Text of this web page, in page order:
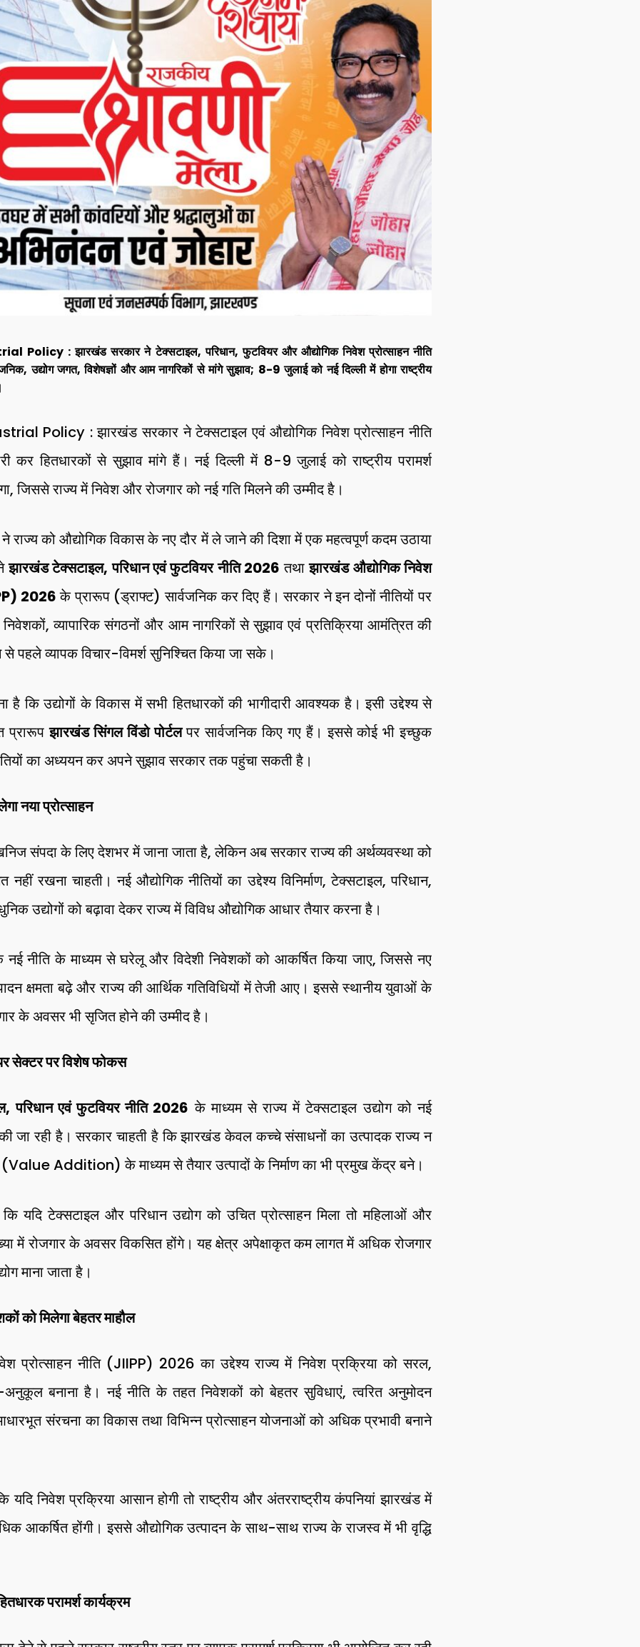
: झारखंड सरकार ने टेक्सटाइल, परिधान, फुटवियर और औद्योगिक निवेश प्रोत्साहन नीति
उद्योग जगत, विशेषज्ञों और आम नागरिकों से मांगे सुझाव; 8-9 जुलाई को नई दिल्ली में होगा राष्ट्रीय
Policy : झारखंड सरकार ने टेक्सटाइल एवं औद्योगिक निवेश प्रोत्साहन नीति
कर हितधारकों से सुझाव मांगे हैं। नई दिल्ली में 8-9 जुलाई को राष्ट्रीय परामर्श
जिससे राज्य में निवेश और रोजगार को नई गति मिलने की उम्मीद है।
को औद्योगिक विकास के नए दौर में ले जाने की दिशा में एक महत्वपूर्ण कदम उठाया
झारखंड टेक्सटाइल, परिधान एवं फुटवियर नीति 2026 तथाझारखंड औद्योगिक निवेश
2026के प्रारूप (ड्राफ्ट) सार्वजनिक कर दिए हैं। सरकार ने इन दोनों नीतियों पर
निवेशकों, व्यापारिक संगठनों और आम नागरिकों से सुझाव एवं प्रतिक्रिया आमंत्रित की
पहले व्यापक विचार-विमर्श सुनिश्चित किया जा सके।
है कि उद्योगों के विकास में सभी हितधारकों की भागीदारी आवश्यक है। इसी उद्देश्य से
प्रारूपझारखंड सिंगल विंडो पोर्टलपर सार्वजनिक किए गए हैं। इससे कोई भी इच्छुक
का अध्ययन कर अपने सुझाव सरकार तक पहुंचा सकती है।
नया प्रोत्साहन
संपदा के लिए देशभर में जाना जाता है, लेकिन अब सरकार राज्य की अर्थव्यवस्था को
रखना चाहती। नई औद्योगिक नीतियों का उद्देश्य विनिर्माण, टेक्सटाइल, परिधान,
उद्योगों को बढ़ावा देकर राज्य में विविध औद्योगिक आधार तैयार करना है।
नई नीति के माध्यम से घरेलू और विदेशी निवेशकों को आकर्षित किया जाए, जिससे नए
क्षमता बढ़े और राज्य की आर्थिक गतिविधियों में तेजी आए। इससे स्थानीय युवाओं के
के अवसर भी सृजित होने की उम्मीद है।
सेक्टर पर विशेष फोकस
परिधान एवं फुटवियर नीति 2026 के माध्यम से राज्य में टेक्सटाइल उद्योग को नई
जा रही है। सरकार चाहती है कि झारखंड केवल कच्चे संसाधनों का उत्पादक राज्य न
(Value Addition) के माध्यम से तैयार उत्पादों के निर्माण का भी प्रमुख केंद्र बने।
कि यदि टेक्सटाइल और परिधान उद्योग को उचित प्रोत्साहन मिला तो महिलाओं और
में रोजगार के अवसर विकसित होंगे। यह क्षेत्र अपेक्षाकृत कम लागत में अधिक रोजगार
माना जाता है।
को मिलेगा बेहतर माहौल
प्रोत्साहन नीति (JIIPP) 2026 का उद्देश्य राज्य में निवेश प्रक्रिया को सरल,
अनुकूल बनाना है। नई नीति के तहत निवेशकों को बेहतर सुविधाएं, त्वरित अनुमोदन
संरचना का विकास तथा विभिन्न प्रोत्साहन योजनाओं को अधिक प्रभावी बनाने
यदि निवेश प्रक्रिया आसान होगी तो राष्ट्रीय और अंतरराष्ट्रीय कंपनियां झारखंड में
आकर्षित होंगी। इससे औद्योगिक उत्पादन के साथ-साथ राज्य के राजस्व में भी वृद्धि
परामर्श कार्यक्रम